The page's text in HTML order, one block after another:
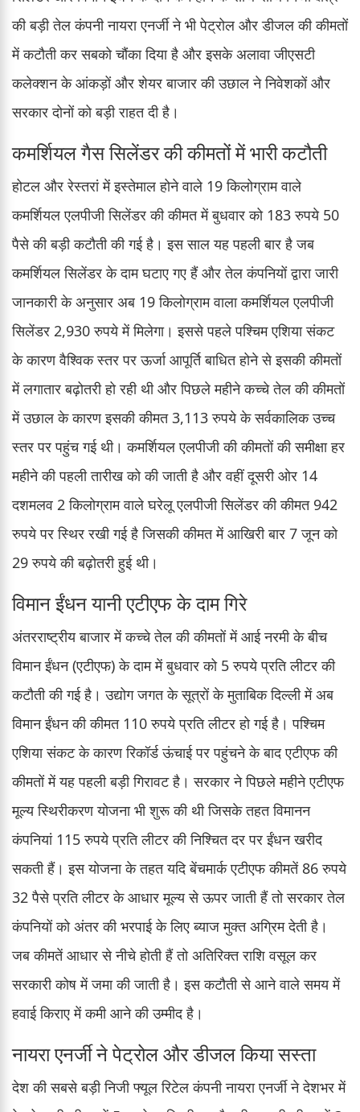
की बड़ी तेल कंपनी नायरा एनर्जी ने भी पेट्रोल और डीजल की कीमतों
में कटौती कर सबको चौंका दिया है और इसके अलावा जीएसटी
कलेक्शन के आंकड़ों और शेयर बाजार की उछाल ने निवेशकों और
सरकार दोनों को बड़ी राहत दी है।
कमर्शियल गैस सिलेंडर की कीमतों में भारी कटौती
होटल और रेस्तरां में इस्तेमाल होने वाले 19 किलोग्राम वाले
कमर्शियल एलपीजी सिलेंडर की कीमत में बुधवार को 183 रुपये 50
पैसे की बड़ी कटौती की गई है। इस साल यह पहली बार है जब
कमर्शियल सिलेंडर के दाम घटाए गए हैं और तेल कंपनियों द्वारा जारी
जानकारी के अनुसार अब 19 किलोग्राम वाला कमर्शियल एलपीजी
सिलेंडर 2,930 रुपये में मिलेगा। इससे पहले पश्चिम एशिया संकट
के कारण वैश्विक स्तर पर ऊर्जा आपूर्ति बाधित होने से इसकी कीमतों
में लगातार बढ़ोतरी हो रही थी और पिछले महीने कच्चे तेल की कीमतों
में उछाल के कारण इसकी कीमत 3,113 रुपये के सर्वकालिक उच्च
स्तर पर पहुंच गई थी। कमर्शियल एलपीजी की कीमतों की समीक्षा हर
महीने की पहली तारीख को की जाती है और वहीं दूसरी ओर 14
दशमलव 2 किलोग्राम वाले घरेलू एलपीजी सिलेंडर की कीमत 942
रुपये पर स्थिर रखी गई है जिसकी कीमत में आखिरी बार 7 जून को
29 रुपये की बढ़ोतरी हुई थी।
विमान ईंधन यानी एटीएफ के दाम गिरे
अंतरराष्ट्रीय बाजार में कच्चे तेल की कीमतों में आई नरमी के बीच
विमान ईंधन (एटीएफ) के दाम में बुधवार को 5 रुपये प्रति लीटर की
कटौती की गई है। उद्योग जगत के सूत्रों के मुताबिक दिल्ली में अब
विमान ईंधन की कीमत 110 रुपये प्रति लीटर हो गई है। पश्चिम
एशिया संकट के कारण रिकॉर्ड ऊंचाई पर पहुंचने के बाद एटीएफ की
कीमतों में यह पहली बड़ी गिरावट है। सरकार ने पिछले महीने एटीएफ
मूल्य स्थिरीकरण योजना भी शुरू की थी जिसके तहत विमानन
कंपनियां 115 रुपये प्रति लीटर की निश्चित दर पर ईंधन खरीद
सकती हैं। इस योजना के तहत यदि बेंचमार्क एटीएफ कीमतें 86 रुपये
32 पैसे प्रति लीटर के आधार मूल्य से ऊपर जाती हैं तो सरकार तेल
कंपनियों को अंतर की भरपाई के लिए ब्याज मुक्त अग्रिम देती है।
जब कीमतें आधार से नीचे होती हैं तो अतिरिक्त राशि वसूल कर
सरकारी कोष में जमा की जाती है। इस कटौती से आने वाले समय में
हवाई किराए में कमी आने की उम्मीद है।
नायरा एनर्जी ने पेट्रोल और डीजल किया सस्ता
देश की सबसे बड़ी निजी फ्यूल रिटेल कंपनी नायरा एनर्जी ने देशभर में